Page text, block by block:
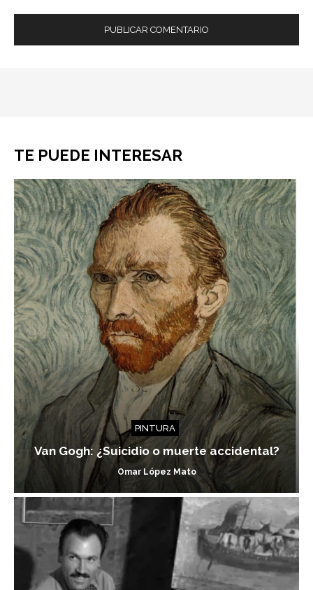
TE PUEDE INTERESAR
PINTURA
Van Gogh: ¿Suicidio o muerte accidental?
Omar López Mato